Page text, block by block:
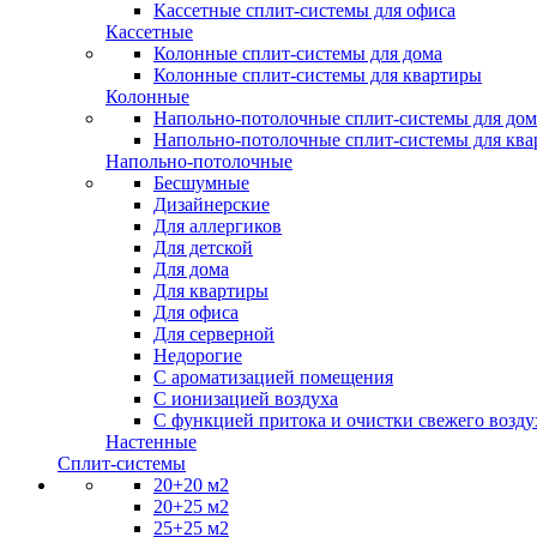
Кассетные сплит-системы для офиса
Кассетные
Колонные сплит-системы для дома
Колонные сплит-системы для квартиры
Колонные
Напольно-потолочные сплит-системы для
Напольно-потолочные сплит-системы для
Напольно-потолочные
Бесшумные
Дизайнерские
Для аллергиков
Для детской
Для дома
Для квартиры
Для офиса
Для серверной
Недорогие
С ароматизацией помещения
С ионизацией воздуха
С функцией притока и очистки свежего
Настенные
Сплит-системы
20+20 м2
20+25 м2
25+25 м2